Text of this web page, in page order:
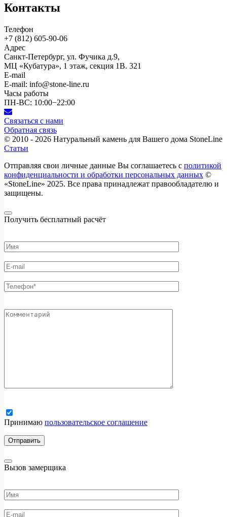
Контакты
Телефон
+7 (812) 605-90-06
Адрес
Санкт-Петербург, ул. Фучика д.9,
МЦ «Кубатура», 1 этаж, секция 1В. 321
E-mail
E-mail: info@stone-line.ru
Часы работы
ПН-ВС: 10:00−22:00
Связаться с нами
Обратная связь
© 2010 - 2026 Натуральный камень для Вашего дома StoneLine
Статьи
Отправляя свои личные данные Вы соглашаетесь с политикой
конфиденциальности и обработки персональных данных ©
«StoneLine» 2025. Все права принадлежат правообладателю и
защищены.
Получить бесплатный расчёт
Принимаю пользовательское соглашение
Вызов замерщика